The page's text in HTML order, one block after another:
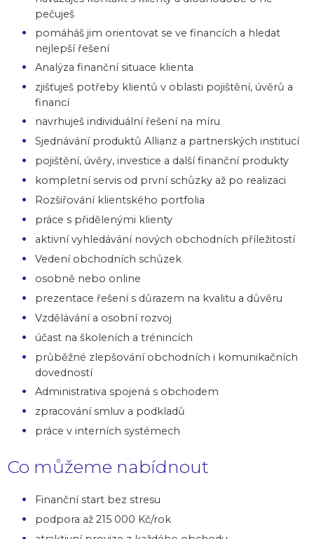
pečuješ
pomáháš jim orientovat se ve financích a hledat
nejlepší řešení
Analýza finanční situace klienta
zjišťuješ potřeby klientů v oblasti pojištění, úvěrů a
financí
navrhuješ individuální řešení na míru
Sjednávání produktů Allianz a partnerských institucí
pojištění, úvěry, investice a další finanční produkty
kompletní servis od první schůzky až po realizaci
Rozšiřování klientského portfolia
práce s přidělenými klienty
aktivní vyhledávání nových obchodních příležitostí
Vedení obchodních schůzek
osobně nebo online
prezentace řešení s důrazem na kvalitu a důvěru
Vzdělávání a osobní rozvoj
účast na školeních a trénincích
průběžné zlepšování obchodních i komunikačních
dovedností
Administrativa spojená s obchodem
zpracování smluv a podkladů
práce v interních systémech
Co můžeme nabídnout
Finanční start bez stresu
podpora až 215 000 Kč/rok